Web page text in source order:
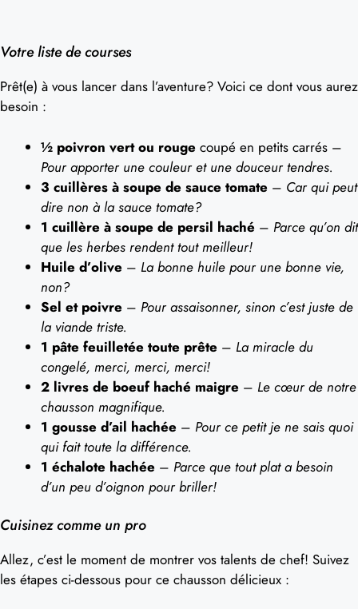
Votre liste de courses
Prêt(e) à vous lancer dans l’aventure? Voici ce dont vous aurez
besoin :
½ poivron vert ou rouge coupé en petits carrés –
Pour apporter une couleur et une douceur tendres.
3 cuillères à soupe de sauce tomate – Car qui peut
dire non à la sauce tomate?
1 cuillère à soupe de persil haché – Parce qu’on dit
que les herbes rendent tout meilleur!
Huile d’olive – La bonne huile pour une bonne vie,
non?
Sel et poivre – Pour assaisonner, sinon c’est juste de
la viande triste.
1 pâte feuilletée toute prête – La miracle du
congelé, merci, merci, merci!
2 livres de boeuf haché maigre – Le cœur de notre
chausson magnifique.
1 gousse d’ail hachée – Pour ce petit je ne sais quoi
qui fait toute la différence.
1 échalote hachée – Parce que tout plat a besoin
d’un peu d’oignon pour briller!
Cuisinez comme un pro
Allez, c’est le moment de montrer vos talents de chef! Suivez
les étapes ci-dessous pour ce chausson délicieux :